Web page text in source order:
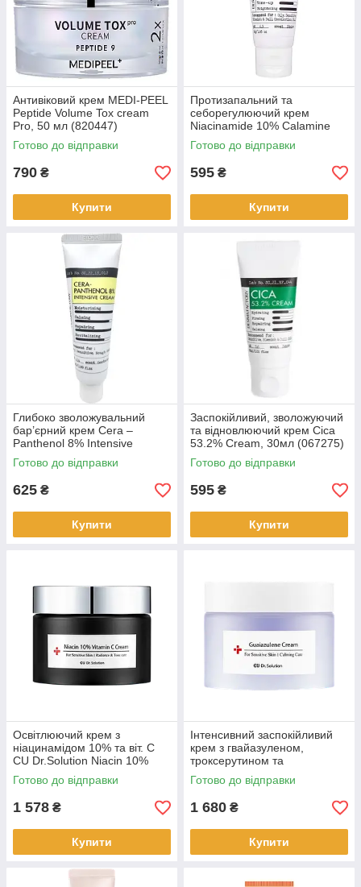
Антивіковий крем MEDI-PEEL
Peptide Volume Tox cream
Pro, 50 мл (820447)
Готово до відправки
790 ₴
Купити
Протизапальний та
себорегулюючий крем
Niacinamide 10% Calamine
Cream 30гр (067503)
Готово до відправки
595 ₴
Купити
Глибоко зволожувальний
бар’єрний крем Cera –
Panthenol 8% Intensive
Cream, 50мл (069637)
Готово до відправки
625 ₴
Купити
Заспокійливий, зволожуючий
та відновлюючий крем Cica
53.2% Cream, 30мл (067275)
Готово до відправки
595 ₴
Купити
Освітлюючий крем з
ніацинамідом 10% та віт. C
CU Dr.Solution Niacin 10%
Vitamin C Cream,50 мл
(225177)
Готово до відправки
1 578 ₴
Купити
Інтенсивний заспокійливий
крем з гвайазуленом,
троксерутином та
менадіоном Dr. Solution,50мл
(225191)
Готово до відправки
1 680 ₴
Купити